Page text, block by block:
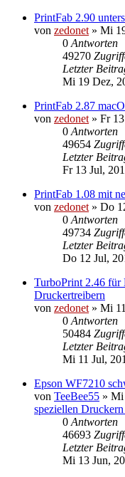
PrintFab 2.90
von zedonet » Mi
0 Antworten
49270
Letzter
Mi 19 Dez,
PrintFab 2.87
von zedonet » Fr
0 Antworten
49654
Letzter
Fr 13 Jul,
PrintFab 1.08 mit
von zedonet » Do
0 Antworten
49734
Letzter
Do 12 Jul,
TurboPrint 2.46 für
Druckertreibern
von zedonet » Mi
0 Antworten
50484
Letzter
Mi 11 Jul,
Epson WF7210
von TeeBee55 » Mi
speziellen
0 Antworten
46693
Letzter
Mi 13 Jun,